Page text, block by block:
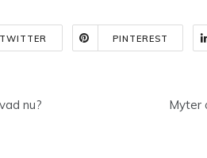
TWITTER PINTEREST
nu? Myter